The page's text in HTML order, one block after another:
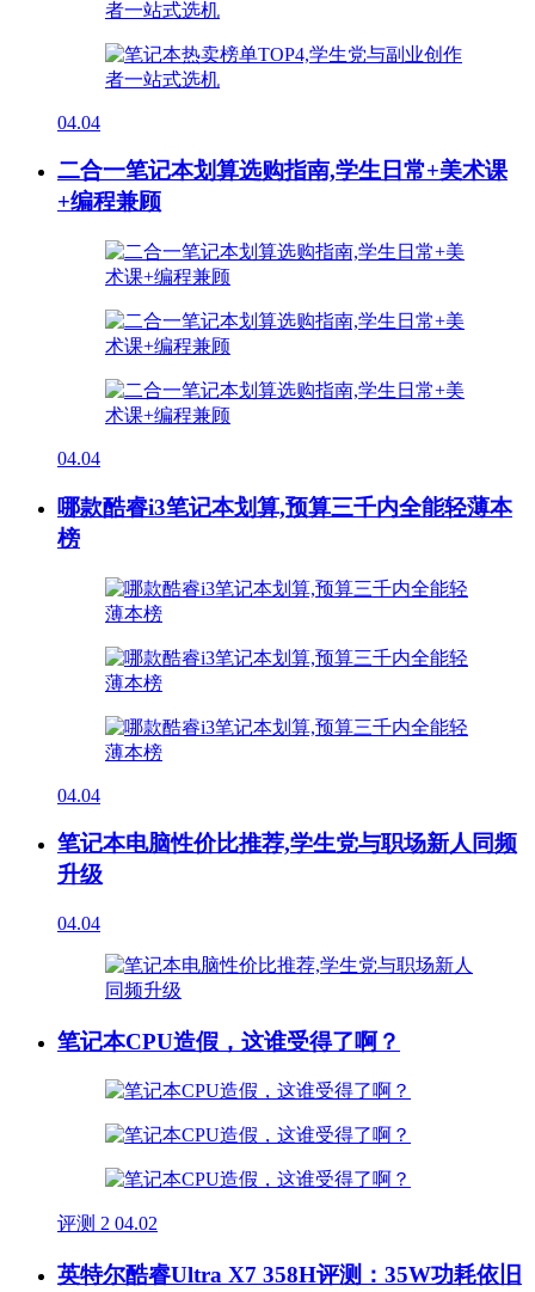
04.04
二合一笔记本划算选购指南,学生日常+美术课
+编程兼顾
04.04
哪款酷睿i3笔记本划算,预算三千内全能轻薄本
榜
04.04
笔记本电脑性价比推荐,学生党与职场新人同频
升级
04.04
笔记本CPU造假，这谁受得了啊？
评测 2 04.02
英特尔酷睿Ultra X7 358H评测：35W功耗依旧